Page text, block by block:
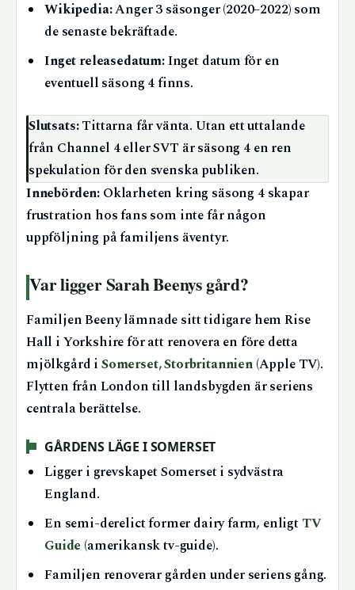
Wikipedia:Anger 3 säsonger (2020–2022) som
de senaste bekräftade.
Inget releasedatum:Inget datum för en
eventuell säsong 4 finns.
Slutsats:Tittarna får vänta. Utan ett uttalande
från Channel 4 eller SVT är säsong 4 en ren
spekulation för den svenska publiken.
Innebörden: Oklarheten kring säsong 4 skapar
frustration hos fans som inte får någon
uppföljning på familjens äventyr.
Var ligger Sarah Beenys gård?
Familjen Beeny lämnade sitt tidigare hem Rise
Hall i Yorkshire för att renovera en före detta
mjölkgård i Somerset, Storbritannien(Apple TV).
Flytten från London till landsbygden är seriens
centrala berättelse.
GÅRDENS LÄGE I SOMERSET
Ligger i grevskapet Somerset i sydvästra
England.
En semi-derelict former dairy farm, enligt TV
Guide (amerikansk tv-guide).
Familjen renoverar gården under seriens gång.